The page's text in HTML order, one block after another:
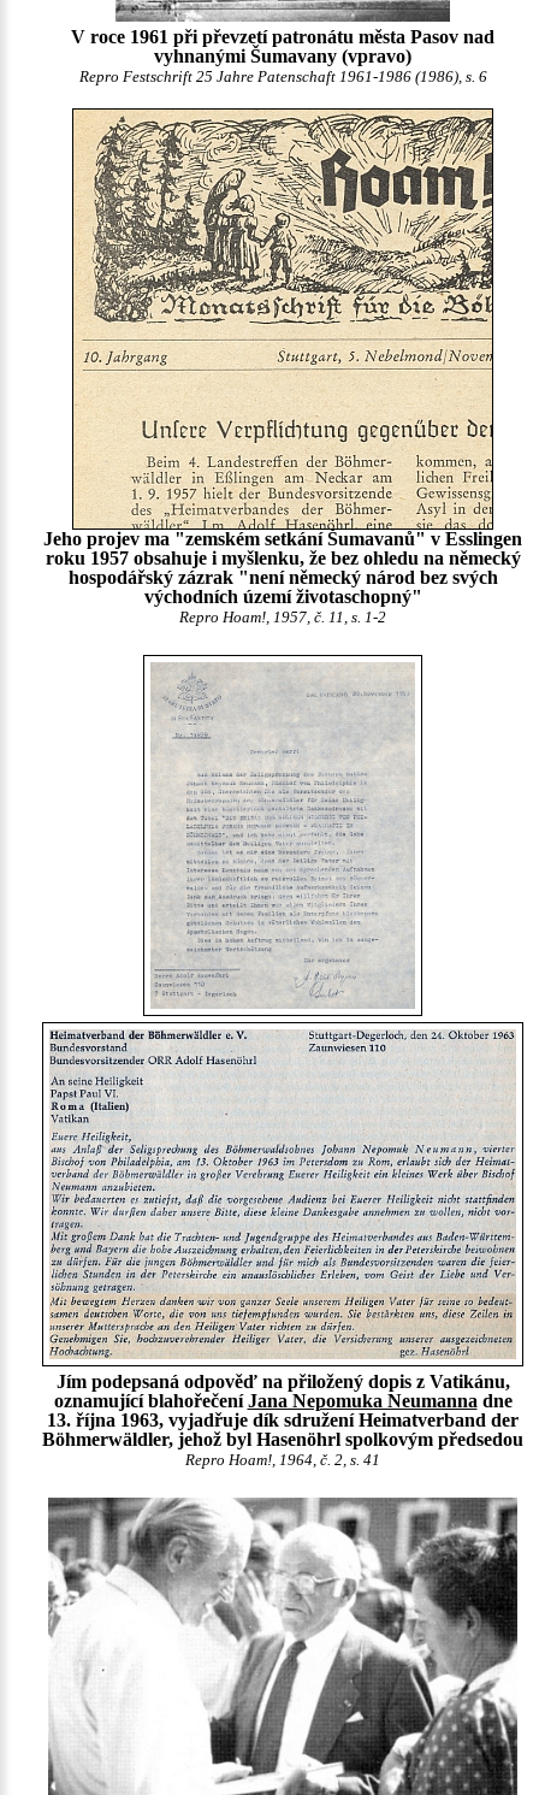
V roce 1961 při převzetí patronátu města Pasov nad
vyhnanými Šumavany (vpravo)
Repro Festschrift 25 Jahre Patenschaft 1961-1986 (1986), s. 6
Jeho projev ma "zemském setkání Šumavanů" v Esslingen
roku 1957 obsahuje i myšlenku, že bez ohledu na německý
hospodářský zázrak "není německý národ bez svých
východních území životaschopný"
Repro Hoam!, 1957, č. 11, s. 1-2
Jím podepsaná odpověď na přiložený dopis z Vatikánu,
oznamující blahořečeníJana Nepomuka Neumannadne
13. října 1963, vyjadřuje dík sdružení Heimatverband der
Böhmerwäldler, jehož byl Hasenöhrl spolkovým předsedou
Repro Hoam!, 1964, č. 2, s. 41